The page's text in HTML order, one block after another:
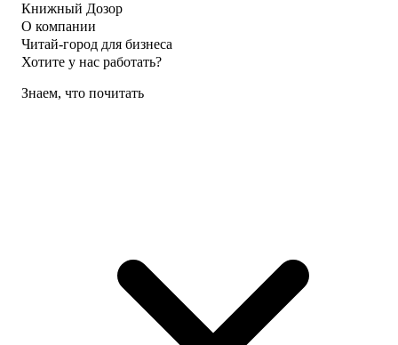
Книжный Дозор
О компании
Читай-город для бизнеса
Хотите у нас работать?
Знаем, что почитать